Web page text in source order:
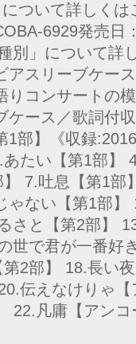
ついて詳しく
6929発売日
別」について詳
アスリーブケー
りコンサートの
ケース／歌詞付
1部】《収録
たい【第1部】
7.吐息【第1部
ゃない【第1部
さと【第2部】
世で君が一番好
2部】 18.長い
伝えなけりゃ
22.凡庸【アン